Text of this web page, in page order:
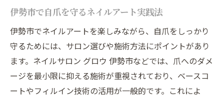
伊勢市で自爪を守るネイルアート実践法
伊勢市でネイルアートを楽しみながら、自爪をしっかり
守るためには、サロン選びや施術方法にポイントがあり
ます。ネイルサロン グロウ 伊勢市などでは、爪へのダメ
ージを最小限に抑える施術が重視されており、ベースコ
ートやフィルイン技術の活用が一般的です。これによ